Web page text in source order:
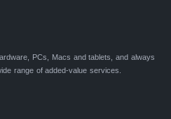
PCs, Macs and tablets, and always
range of added-value services.